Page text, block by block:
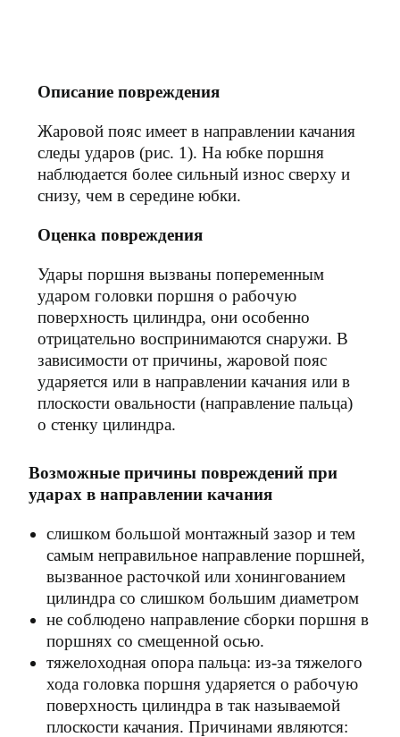
Описание повреждения
Жаровой пояс имеет в направлении качания
следы ударов (рис. 1). На юбке поршня
наблюдается более сильный износ сверху и
снизу, чем в середине юбки.
Оценка повреждения
Удары поршня вызваны попеременным
ударом головки поршня о рабочую
поверхность цилиндра, они особенно
отрицательно воспринимаются снаружи. В
зависимости от причины, жаровой пояс
ударяется или в направлении качания или в
плоскости овальности (направление пальца)
о стенку цилиндра.
Возможные причины повреждений при
ударах в направлении качания
слишком большой монтажный зазор и тем
самым неправильное направление поршней,
вызванное расточкой или хонингованием
цилиндра со слишком большим диаметром
не соблюдено направление сборки поршня в
поршнях со смещенной осью.
тяжелоходная опора пальца: из-за тяжелого
хода головка поршня ударяется о рабочую
поверхность цилиндра в так называемой
плоскости качания. Причинами являются: